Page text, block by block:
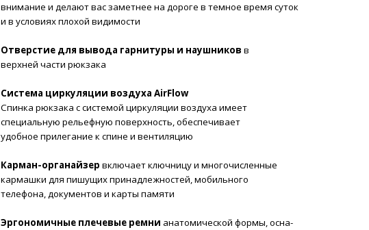
внимание и делают вас заметнее на дороге в темное время суток
и в условиях плохой видимости
Отверстие для вывода гарнитуры и наушников в
верхней части рюкзака
Система циркуляции воздуха AirFlow
Спинка рюкзака с системой циркуляции воздуха имеет
специальную рельефную поверхность, обеспечивает
удобное прилегание к спине и вентиляцию
Карман-органайзер включает ключницу и многочисленные
кармашки для пишущих принадлежностей, мобильного
телефона, документов и карты памяти
Эргономичные плечевые ремни анатомической формы, осна-